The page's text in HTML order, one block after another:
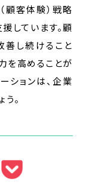
顧客体験）戦略
しています。顧
善し続けること
を高めることが
ションは、企業
。